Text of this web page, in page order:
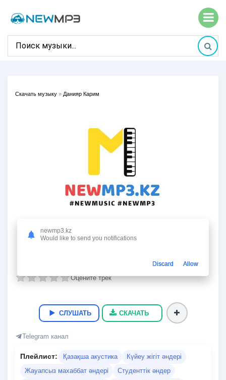
Скачать музыку » Данияр Карим
Ер махаббат (cover)
Данияр Карим
Оцените трек
СЛУШАТЬ СКАЧАТЬ
Telegram канал
Плейлист: Қазақша акустика
Күйеу жігіт әндері
Жауапсыз махаббат әндері
Студенттік әндер
newmp3.kz
Would like to send you notifications
Discard Allow